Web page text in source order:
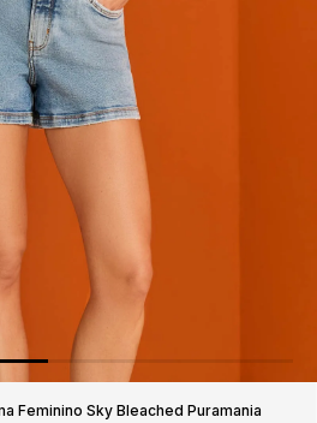
Feminino Sky Bleached Puramania